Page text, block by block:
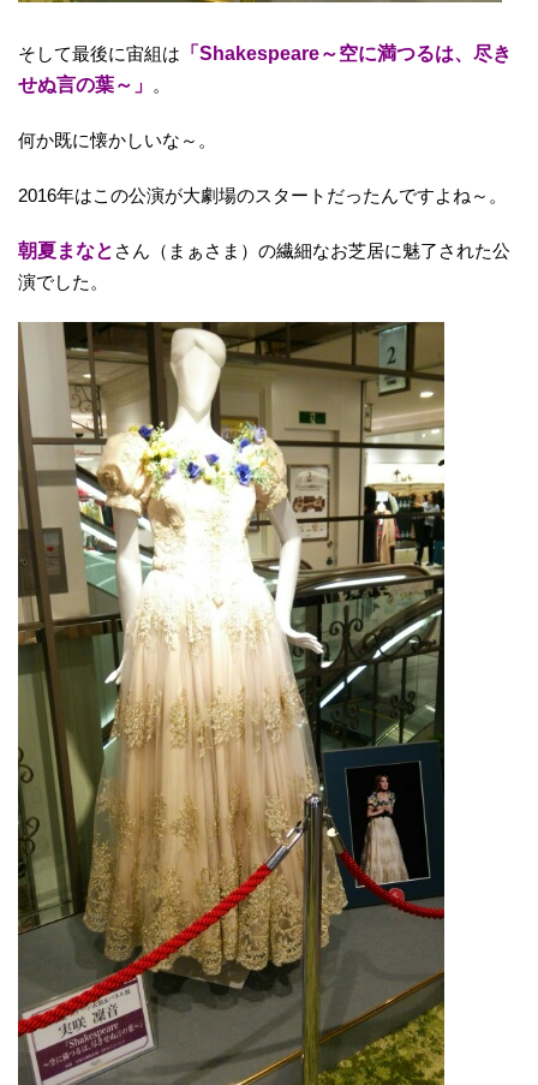
そして最後に宙組は 「Shakespeare～空に満つるは、尽き
せぬ言の葉～」 。
何か既に懐かしいな～。
2016年はこの公演が大劇場のスタートだったんですよね～。
朝夏まなと さん（まぁさま）の繊細なお芝居に魅了された公
演でした。